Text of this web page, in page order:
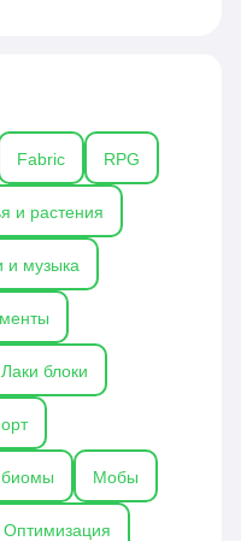
Популярные
Wizardry,
системы,
для крафта,
атмосферным
Fabric RPG
и растения
и музыка
Лаки блоки
Мобы
Оптимизация